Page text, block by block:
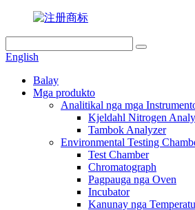
English
Balay
Mga produkto
Analitikal nga mga
Kjeldahl Nitrogen
Tambok Analyzer
Environmental Testing
Test Chamber
Chromatograph
Pagpauga nga Oven
Incubator
Kanunay nga